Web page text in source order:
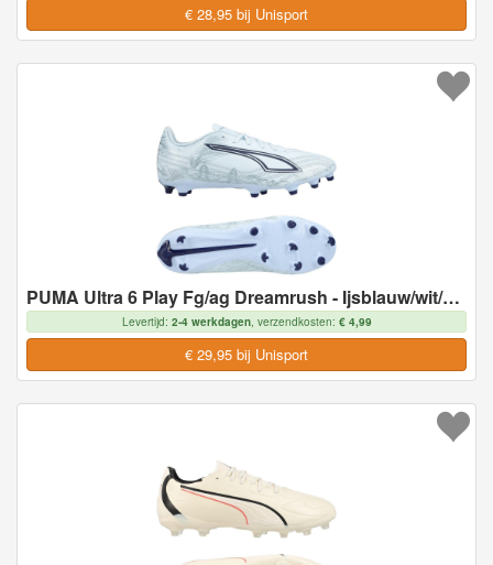
€ 28,95 bij Unisport
PUMA Ultra 6 Play Fg/ag Dreamrush - Ijsblauw/wit/blue Jewel, maat 43
Levertijd: 2-4 werkdagen, verzendkosten: € 4,99
€ 29,95 bij Unisport